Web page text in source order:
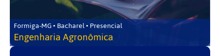
Formiga-MG • Bacharel • Presencial
Engenharia Agronômica